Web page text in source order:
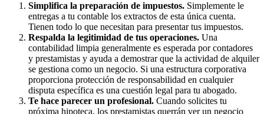
Simplifica la preparación de impuestos. Simplemente le
entregas a tu contable los extractos de esta única cuenta.
Tienen todo lo que necesitan para presentar tus impuestos.
Respalda la legitimidad de tus operaciones. Una
contabilidad limpia generalmente es esperada por contadores
y prestamistas y ayuda a demostrar que la actividad de alquiler
se gestiona como un negocio. Si una estructura corporativa
proporciona protección de responsabilidad en cualquier
disputa específica es una cuestión legal para tu abogado.
Te hace parecer un profesional. Cuando solicites tu
próxima hipoteca, los prestamistas querrán ver un negocio